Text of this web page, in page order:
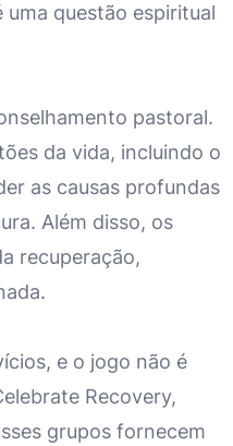
questão espiritual
pastoral.
da vida, incluindo o
as causas profundas
Além disso, os
recuperação,
e o jogo não é
Recovery,
grupos fornecem